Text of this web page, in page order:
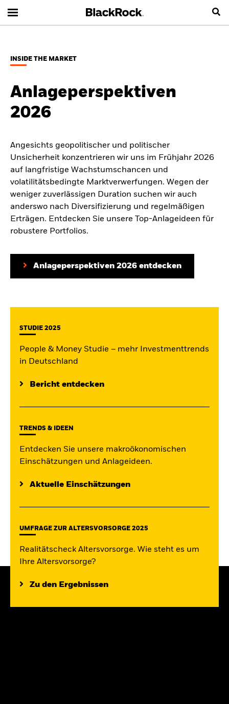
INSIDE THE MARKET
Anlageperspektiven
2026
Angesichts geopolitischer und politischer
Unsicherheit konzentrieren wir uns im Frühjahr 2026
auf langfristige Wachstumschancen und
volatilitätsbedingte Marktverwerfungen. Wegen der
weniger zuverlässigen Duration suchen wir auch
anderswo nach Diversifizierung und regelmäßigen
Erträgen. Entdecken Sie unsere Top-Anlageideen für
robustere Portfolios.
Anlageperspektiven 2026 entdecken
STUDIE 2025
People & Money Studie – mehr Investmenttrends
in Deutschland
Bericht entdecken
TRENDS & IDEEN
Entdecken Sie unsere makroökonomischen
Einschätzungen und Anlageideen.
Aktuelle Einschätzungen
UMFRAGE ZUR ALTERSVORSORGE 2025
Realitätscheck Altersvorsorge. Wie steht es um
Ihre Altersvorsorge?
Zu den Ergebnissen